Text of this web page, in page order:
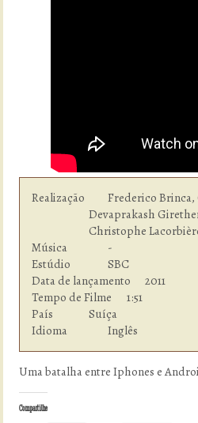
Realização         	Frederico Brinca, Christophe Bruttin,
Devaprakash
Christophe
Música          	-
Estúdio  	        SBC
Data de lançamento      2011
Tempo de Filme    	1:51
País            	Suíça
Idioma  	        Inglês
Uma batalha entre Iphones e
Compartilhe